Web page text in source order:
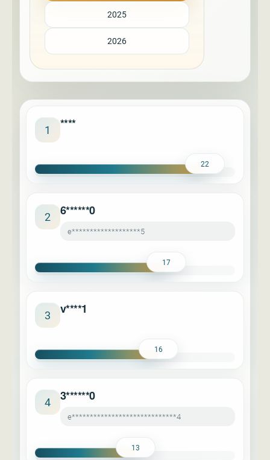
2025
2026
1 ****
22
2 6******0
e*******************5
17
3 v****1
16
4 3******0
e*****************************4
13